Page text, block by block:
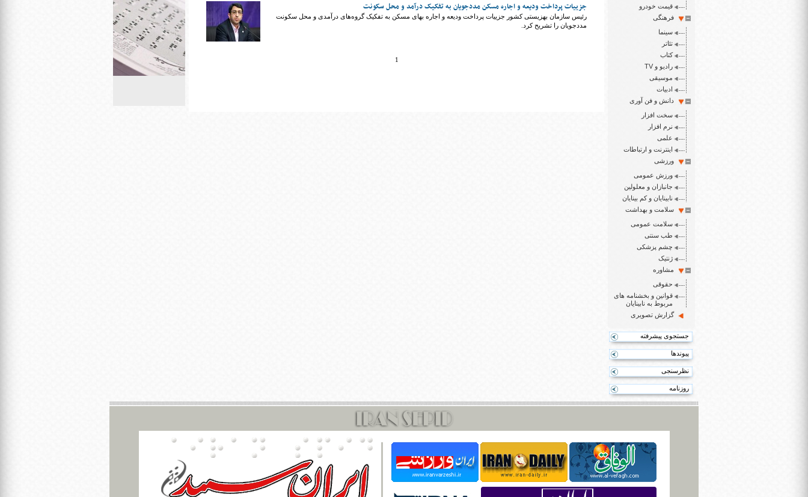
قیمت خودرو
فرهنگی
سینما
تئاتر
کتاب
رادیو و TV
موسیقی
ادبیات
دانش و فن آوری
سخت افزار
نرم افزار
علمی
اینترنت و ارتباطات
ورزشی
ورزش عمومی
جانبازان و معلولین
نابینایان و کم بینایان
سلامت و بهداشت
سلامت عمومی
طب سنتی
چشم پزشکی
ژنتیک
مشاوره
حقوقی
قوانین و بخشنامه های
مربوط به نابینایان
گزارش تصویری
جستجوی پیشرفته
پیوندها
نظرسنجی
روزنامه
جزییات پرداخت ودیعه و اجاره‌ مسکن مددجویان به تفکیک درآمد و محل سکونت
رئیس سازمان بهزیستی کشور جزییات پرداخت ودیعه و اجاره بهای مسکن به تفکیک گروه‌های درآمدی و محل سکونت
مددجویان را تشریح کرد.
1